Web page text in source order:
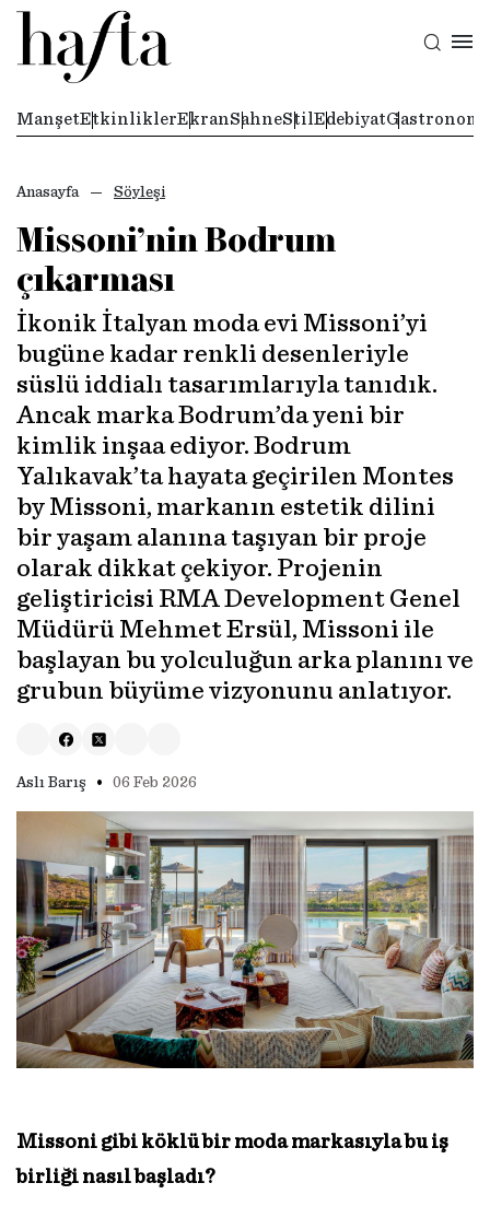
ManşetEtkinliklerEkranSahneStil EdebiyatGastronomi
Anasayfa Söyleşi
Missoni’nin Bodrum
çıkarması
İkonik İtalyan moda evi Missoni’yi
bugüne kadar renkli desenleriyle
süslü iddialı tasarımlarıyla tanıdık.
Ancak marka Bodrum’da yeni bir
kimlik inşaa ediyor. Bodrum
Yalıkavak’ta hayata geçirilen Montes
by Missoni, markanın estetik dilini
bir yaşam alanına taşıyan bir proje
olarak dikkat çekiyor. Projenin
geliştiricisi RMA Development Genel
Müdürü Mehmet Ersül, Missoni ile
başlayan bu yolculuğun arka planını ve
grubun büyüme vizyonunu anlatıyor.
Aslı Barış • 06 Feb 2026
Missoni gibi köklü bir moda markasıyla bu iş
birliği nasıl başladı?